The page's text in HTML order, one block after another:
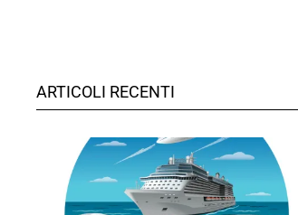
ARTICOLI RECENTI